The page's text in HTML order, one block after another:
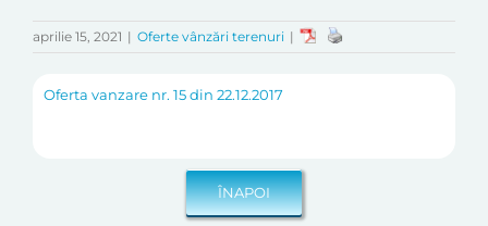
aprilie 15, 2021 | Oferte vânzări terenuri |
Oferta vanzare nr. 15 din 22.12.2017